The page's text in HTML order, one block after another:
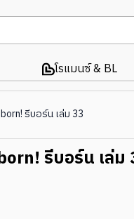
โรแมนซ์ & BL
รีบอร์น เล่ม 33
รีบอร์น เล่ม